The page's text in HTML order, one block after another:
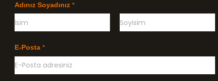
Adınız Soyadınız *
c
e
i
e
E-Posta *